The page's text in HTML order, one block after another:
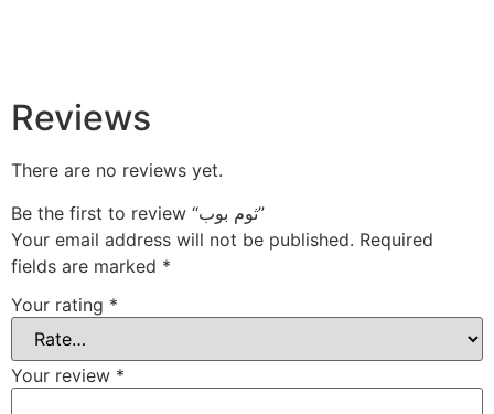
Reviews
There are no reviews yet.
Be the first to review “ثوم بوب”
Your email address will not be published. Required
fields are marked *
Your rating *
Your review *